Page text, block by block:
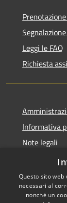
Leggi le FAQ
Richiesta
Informativa
Note legali
Questo sito
necessari al
nonché un